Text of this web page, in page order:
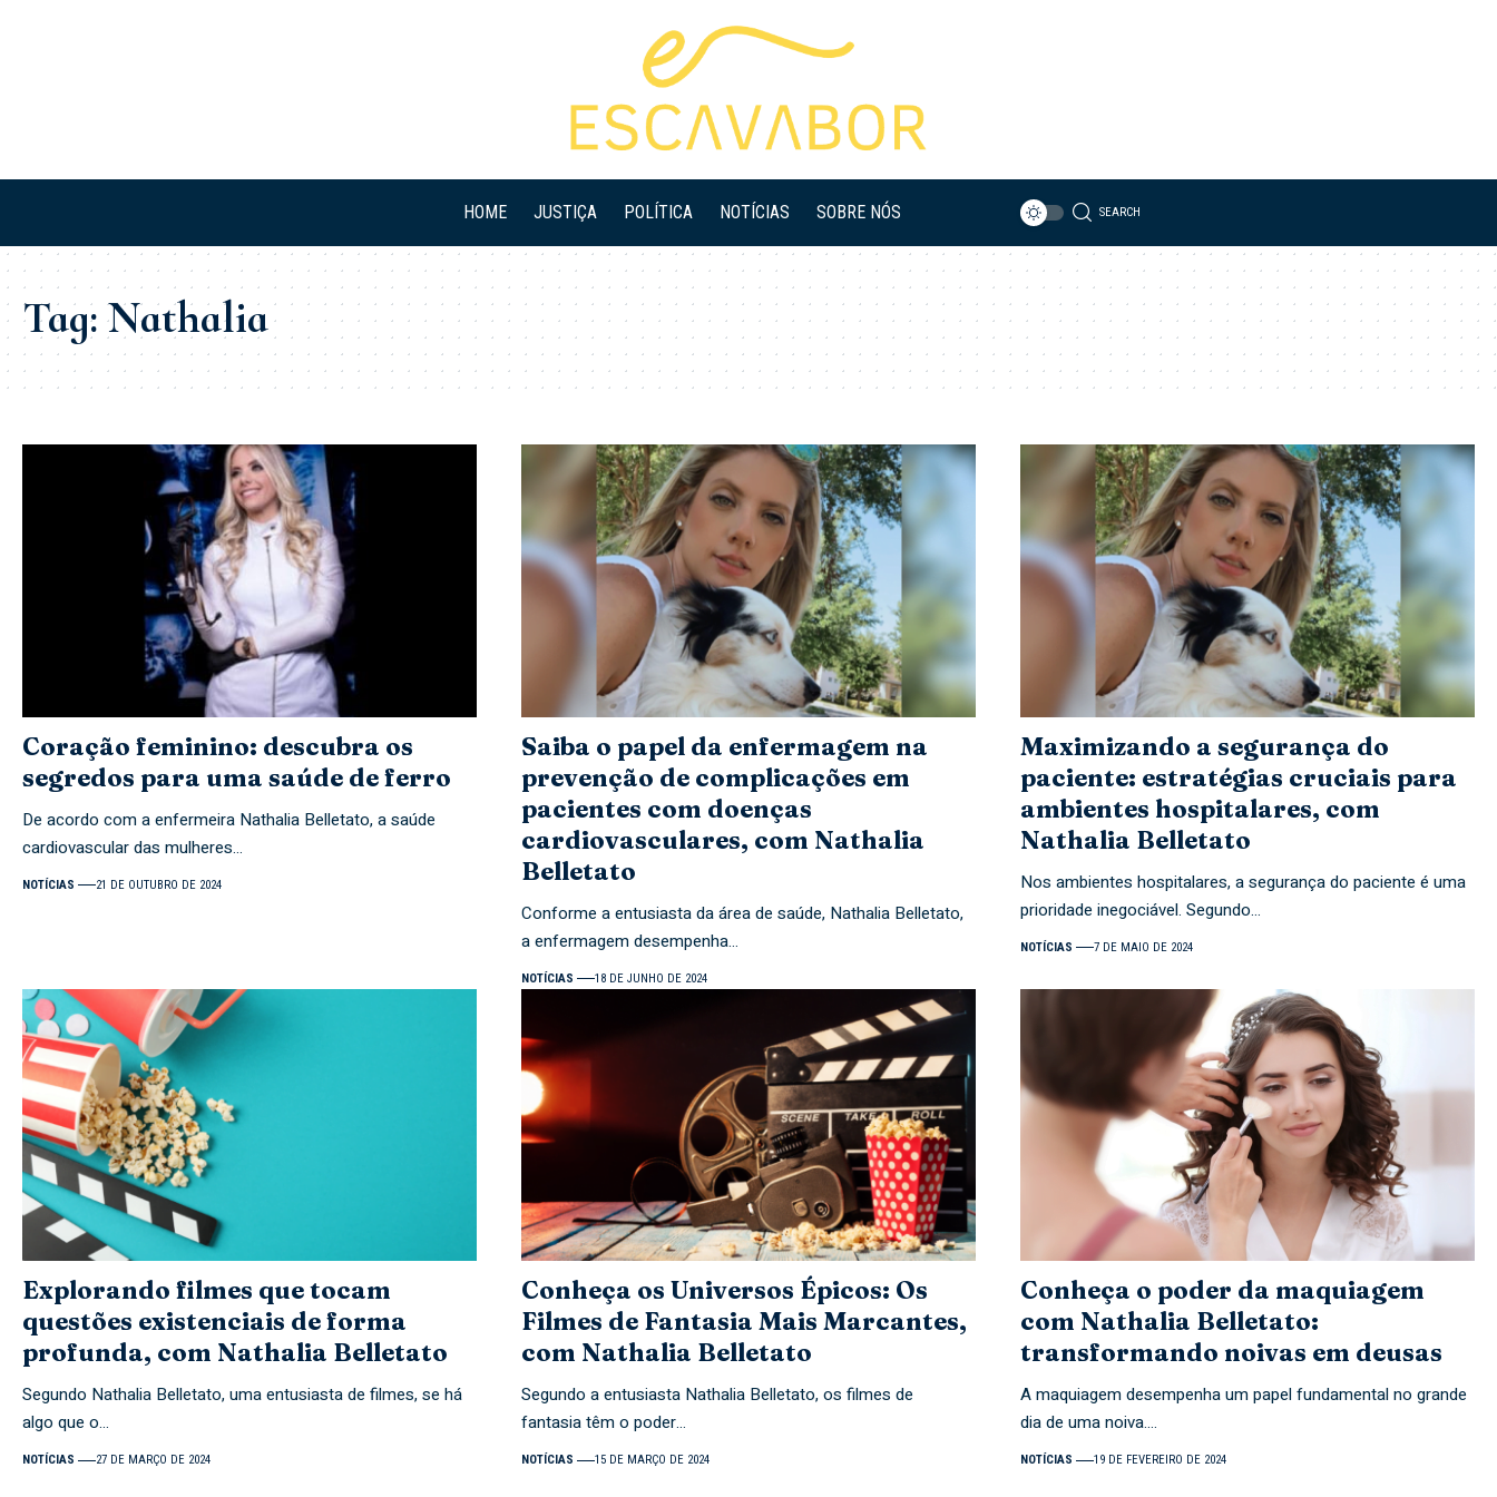
HOME JUSTIÇA POLÍTICA NOTÍCIAS SOBRE NÓS SEARCH
Tag:Nathalia
Coração feminino: descubra os
segredos para uma saúde de ferro
De acordo com a enfermeira Nathalia Belletato, a saúde
cardiovascular das mulheres…
NOTÍCIAS 21 DE OUTUBRO DE 2024
Saiba o papel da enfermagem na
prevenção de complicações em
pacientes com doenças
cardiovasculares, com Nathalia
Belletato
Conforme a entusiasta da área de saúde, Nathalia Belletato,
a enfermagem desempenha…
NOTÍCIAS 18 DE JUNHO DE 2024
Maximizando a segurança do
paciente: estratégias cruciais para
ambientes hospitalares, com
Nathalia Belletato
Nos ambientes hospitalares, a segurança do paciente é uma
prioridade inegociável. Segundo…
NOTÍCIAS 7 DE MAIO DE 2024
Explorando filmes que tocam
questões existenciais de forma
profunda, com Nathalia Belletato
Segundo Nathalia Belletato, uma entusiasta de filmes, se há
algo que o…
NOTÍCIAS 27 DE MARÇO DE 2024
Conheça os Universos Épicos: Os
Filmes de Fantasia Mais Marcantes,
com Nathalia Belletato
Segundo a entusiasta Nathalia Belletato, os filmes de
fantasia têm o poder…
NOTÍCIAS 15 DE MARÇO DE 2024
Conheça o poder da maquiagem
com Nathalia Belletato:
transformando noivas em deusas
A maquiagem desempenha um papel fundamental no grande
dia de uma noiva.…
NOTÍCIAS 19 DE FEVEREIRO DE 2024